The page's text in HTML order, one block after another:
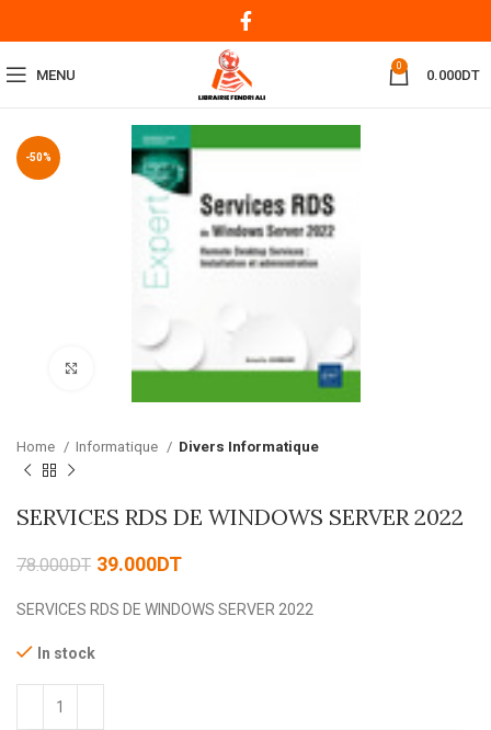
MENU
0
0.000DT
-50%
Click to enlarge
Home Informatique Divers Informatique
SERVICES RDS DE WINDOWS SERVER 2022
78.000DT 39.000DT
SERVICES RDS DE WINDOWS SERVER 2022
In stock